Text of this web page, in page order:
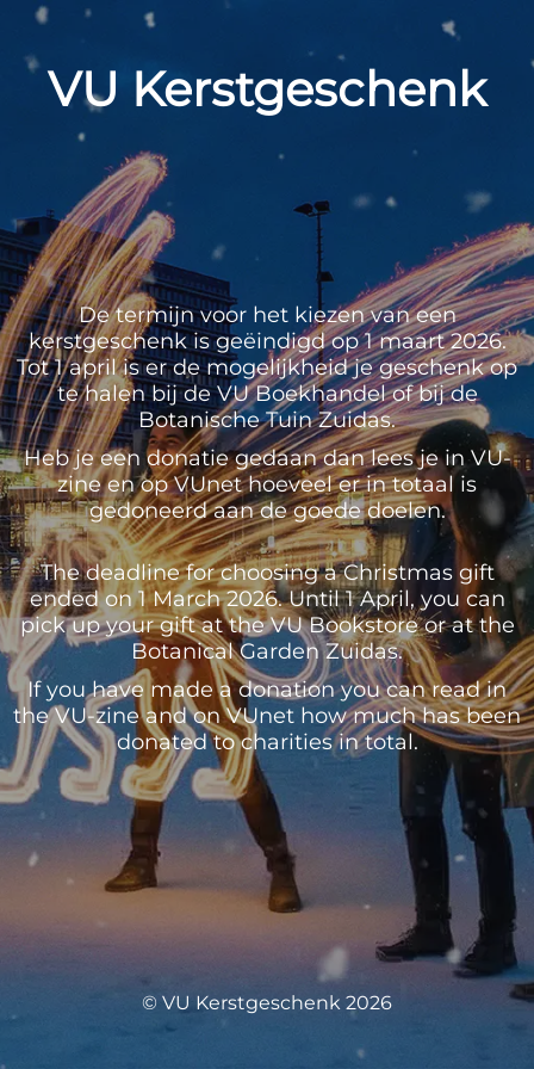
VU Kerstgeschenk
De termijn voor het kiezen van een
kerstgeschenk is geëindigd op 1 maart 2026.
Tot 1 april is er de mogelijkheid je geschenk op
te halen bij de VU Boekhandel of bij de
Botanische Tuin Zuidas.
Heb je een donatie gedaan dan lees je in VU-
zine en op VUnet hoeveel er in totaal is
gedoneerd aan de goede doelen.
The deadline for choosing a Christmas gift
ended on 1 March 2026. Until 1 April, you can
pick up your gift at the VU Bookstore or at the
Botanical Garden Zuidas.
If you have made a donation you can read in
the VU-zine and on VUnet how much has been
donated to charities in total.
© VU Kerstgeschenk 2026